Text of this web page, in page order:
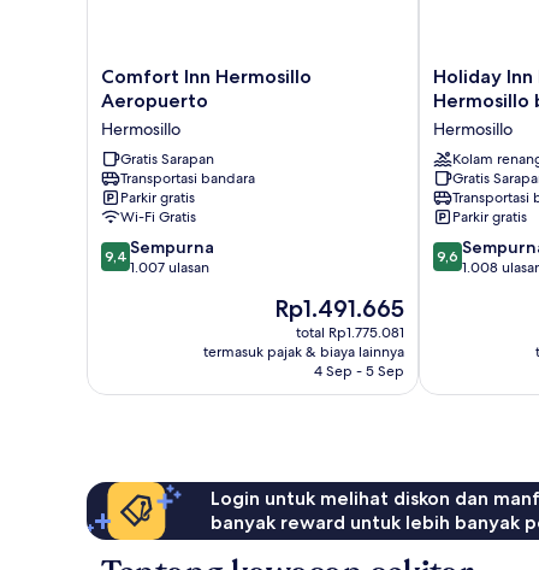
Comfort
Inn
Hermosillo
Aeropuerto
Hermosillo
Comfort Inn Hermosillo
Aeropuerto
Hermosillo
Gratis Sarapan
Transportasi bandara
Parkir gratis
Wi-Fi Gratis
9.4
dari
9,4 Sempurna
1.007 ulasan
Harga
sekarang
Rp1.491.665
Rp1.491.665
total Rp1.775.081
termasuk pajak & biaya lainnya
4 Sep - 5 Sep
Holiday
Inn
&
Suites
Hermosillo
by
IHG
Hermosillo
Holiday Inn
Hermosillo
Hermosillo
Kolam
Gratis
Transportasi
Parkir gratis
9.6
dari
9,6
1.008
Login untuk melihat diskon dan
banyak reward untuk lebih banyak